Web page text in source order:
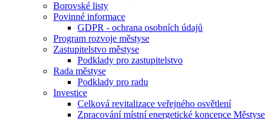
Borovské listy
Povinné informace
GDPR - ochrana osobních údajů
Program rozvoje městyse
Zastupitelstvo městyse
Podklady pro zastupitelstvo
Rada městyse
Podklady pro radu
Investice
Celková revitalizace veřejného osvětlení
Zpracování místní energetické koncepce Městyse